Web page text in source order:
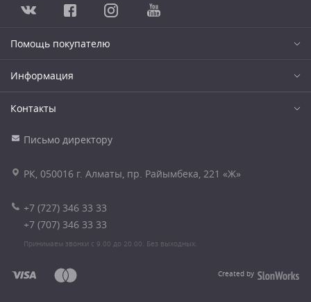
Помощь покупателю
Информация
Контакты
Письмо директору
РК, 050016 г. Алматы, пр. Райымбека, 221 «Ж»
+7 (727) 346 33 33
+7 (707) 346 33 33
Принимаем звонки с 9.00 до 20.00. Без выходных.
Created by